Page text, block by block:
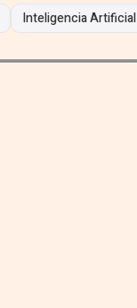
Inteligencia Artificial